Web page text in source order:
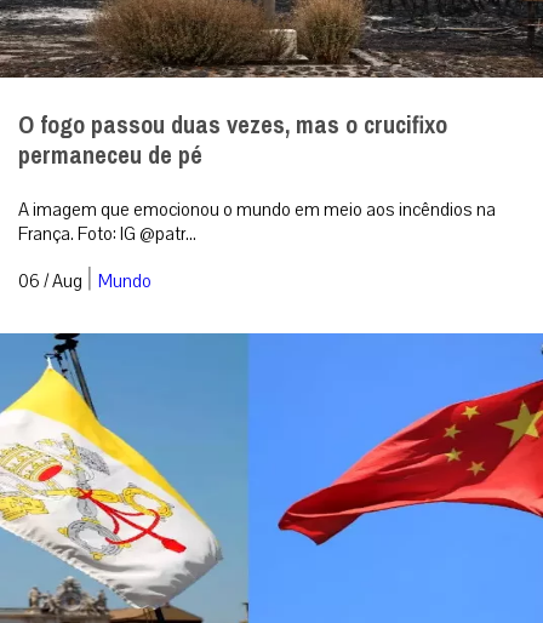
O fogo passou duas vezes, mas o crucifixo
permaneceu de pé
A imagem que emocionou o mundo em meio aos incêndios na
França. Foto: IG @patr...
06 / Aug | Mundo